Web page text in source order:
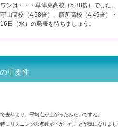
ンは・・・草津東高校（5.88倍）でした。
山高校（4.58倍）、膳所高校（4.49倍）・
日（水）の発表を待ちましょう。
重要性
去年より、平均点が上がったみたいですね。
にリスニングの点数が下がったことが気になりまし